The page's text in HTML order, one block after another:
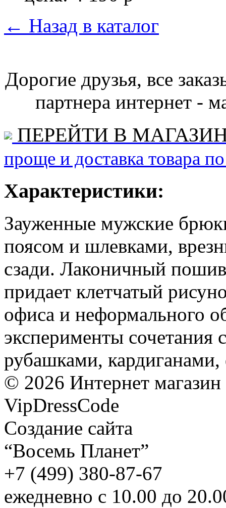
← Назад в каталог
Дорогие друзья, все
партнера интернет -
ПЕРЕЙТИ В
проще и доставка товара
Характеристики:
Зауженные мужские
поясом и шлевками,
сзади. Лаконичный
придает клетчатый
офиса и неформального
эксперименты
рубашками,
© 2026 Интернет магазин
VipDressCode
Создание сайта
“Восемь Планет”
+7 (499) 380-87-67
ежедневно с 10.00 до